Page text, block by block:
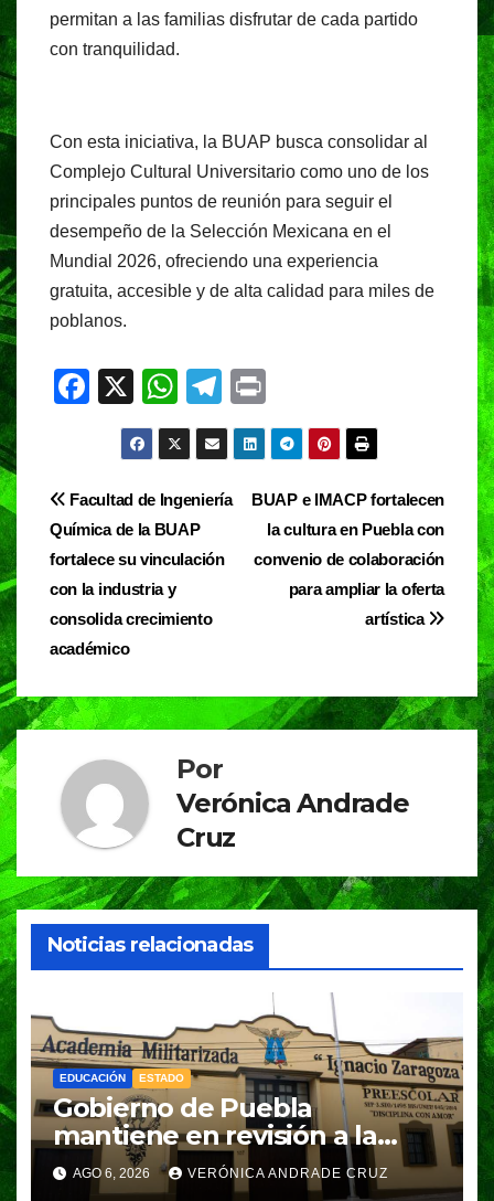
permitan a las familias disfrutar de cada partido
con tranquilidad.
Con esta iniciativa, la BUAP busca consolidar al
Complejo Cultural Universitario como uno de los
principales puntos de reunión para seguir el
desempeño de la Selección Mexicana en el
Mundial 2026, ofreciendo una experiencia
gratuita, accesible y de alta calidad para miles de
poblanos.
F
e
b
o
o
k
X
W
h
at
s
A
p
T
el
e
gr
m
in
t
Navegación
de
entradas
BUAP e IMACP fortalecen
la cultura en Puebla con
convenio de colaboración
para ampliar la oferta
artística
Facultad de Ingeniería
Química de la BUAP
fortalece su vinculación
con la industria y
consolida crecimiento
académico
Por
Verónica Andrade
Cruz
Noticias relacionadas
EDUCACIÓN ESTADO
Gobierno de Puebla
mantiene en revisión a la
Academia Militarizada para
seguir operando: Armenta
AGO 6, 2026 VERÓNICA ANDRADE CRUZ